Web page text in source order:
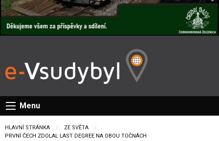
Menu
HLAVNÍ STRÁNKA
ZE SVĚTA
CURRENT:
PRVNÍ ČECH ZDOLAL LAST DEGREE NA OBOU TOČNÁCH